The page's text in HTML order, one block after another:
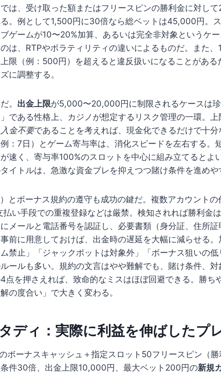
では、受け取った額またはフリースピンの勝利金に対し
。例として1,500円に30倍なら総ベットは45,000円。ス
ゲームが10〜20%加算、あるいは完全非対象というケ
は、RTPやボラティリティの違いによるものだ。また、
限（例：500円）を超えると違反扱いになることがあ
に調整する。
。 出金上限が5,000〜20,000円に制限されるケースは
」である性格上、カジノが想定するリスク管理の一環。
入金不要であることを考えれば、現金化できるだけで十
：7日）とゲーム寄与率は、消化スピードを左右する。
速く、寄与率100%のスロットを中心に組み立てるとよ
イトルは、急激な資金ブレを抑えつつ賭け条件を進めや
とボーナス規約の遵守も成功の鍵だ。複数アカウント
払い手段での重複登録などは厳禁。検知されれば勝利金
メールと電話番号を認証し、必要書類（身分証、住所
前に用意しておけば、出金時の遅延を大幅に減らせる。
禁止」「ジャックポットは対象外」「ボーナス狙いの低
ールも多い。規約の文言はやや難解でも、賭け条件、対
4点を押さえれば、致命的なミスはほぼ回避できる。勝ち
の度合い」で大きく変わる。
ディ：実際に利益を伸ばしたプ
ボーナスキャッシュ＋指定スロット50フリースピン（
件30倍、出金上限10,000円、最大ベット200円の新規